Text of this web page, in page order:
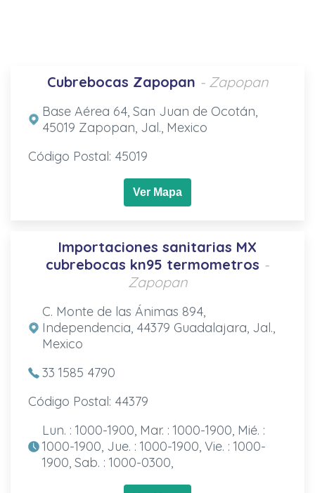
Cubrebocas Zapopan - Zapopan
Base Aérea 64, San Juan de Ocotán,
45019 Zapopan, Jal., Mexico
Código Postal: 45019
Ver Mapa
Importaciones sanitarias MX
cubrebocas kn95 termometros -
Zapopan
C. Monte de las Ánimas 894,
Independencia, 44379 Guadalajara, Jal.,
Mexico
33 1585 4790
Código Postal: 44379
Lun. : 1000-1900, Mar. : 1000-1900, Mié. :
1000-1900, Jue. : 1000-1900, Vie. : 1000-
1900, Sab. : 1000-0300,